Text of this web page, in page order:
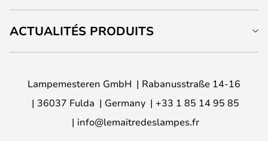
ACTUALITÉS PRODUITS
Lampemesteren GmbH
Rabanusstraße 14-16
36037 Fulda
Germany
+33 1 85 14 95 85
info@lemaitredeslampes.fr